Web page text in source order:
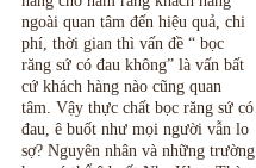
ngoài quan tâm đến hiệu quả, chi
phí, thời gian thì vấn đề “ bọc
răng sứ có đau không” là vấn bất
cứ khách hàng nào cũng quan
tâm. Vậy thực chất bọc răng sứ có
đau, ê buốt như mọi người vẫn lo
sợ? Nguyên nhân và những trường